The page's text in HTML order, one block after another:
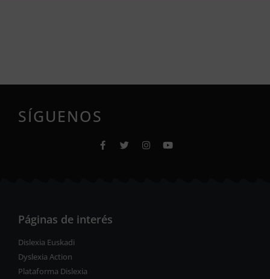
SÍGUENOS
Páginas de interés
Dislexia Euskadi
Dyslexia Action
Plataforma Dislexia